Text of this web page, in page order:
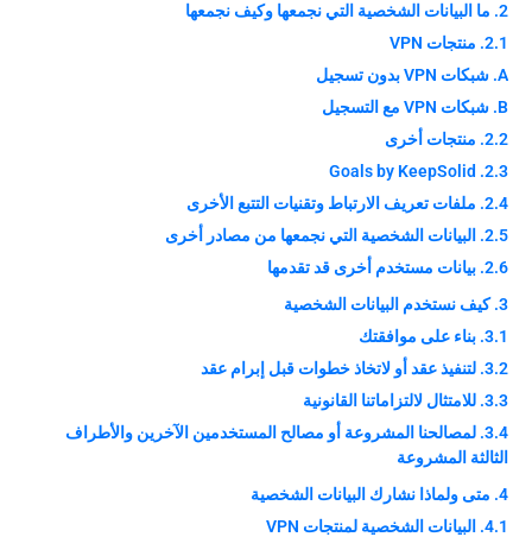
2. ما البيانات الشخصية التي نجمعها وكيف نجمعها
2.1. منتجات VPN
A. شبكات VPN بدون تسجيل
B. شبكات VPN مع التسجيل
2.2. منتجات أخرى
2.3. Goals by KeepSolid
2.4. ملفات تعريف الارتباط وتقنيات التتبع الأخرى
2.5. البيانات الشخصية التي نجمعها من مصادر أخرى
2.6. بيانات مستخدم أخرى قد تقدمها
3. كيف نستخدم البيانات الشخصية
3.1. بناء على موافقتك
3.2. لتنفيذ عقد أو لاتخاذ خطوات قبل إبرام عقد
3.3. للامتثال لالتزاماتنا القانونية
3.4. لمصالحنا المشروعة أو مصالح المستخدمين الآخرين والأطراف
الثالثة المشروعة
4. متى ولماذا نشارك البيانات الشخصية
4.1. البيانات الشخصية لمنتجات VPN